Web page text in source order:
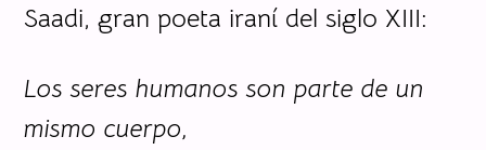
Saadi, gran poeta iraní del siglo XIII:
Los seres humanos son parte de un
mismo cuerpo,